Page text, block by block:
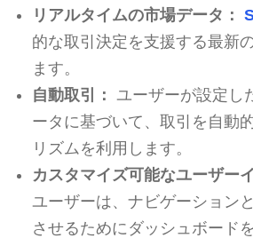
リアルタイムの市場データ：
的な取引決定を支援する最新
ます。
自動取引：
ユーザーが設定し
ータに基づいて、取引を自動
リズムを利用します。
カスタマイズ可能なユーザー
ユーザーは、ナビゲーション
させるためにダッシュボード